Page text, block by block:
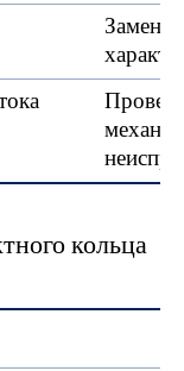
кольца